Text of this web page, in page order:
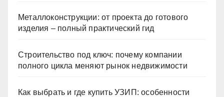
Металлоконструкции: от проекта до готового
изделия – полный практический гид
Строительство под ключ: почему компании
полного цикла меняют рынок недвижимости
Как выбрать и где купить УЗИП: особенности